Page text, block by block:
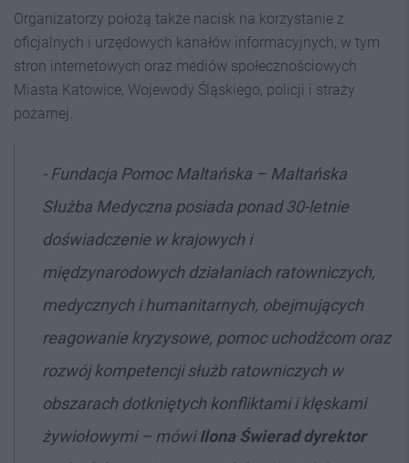
Organizatorzy położą także nacisk na korzystanie z
oficjalnych i urzędowych kanałów informacyjnych, w tym
stron internetowych oraz mediów społecznościowych
Miasta Katowice, Wojewody Śląskiego, policji i straży
pożarnej.
- Fundacja Pomoc Maltańska – Maltańska
Służba Medyczna posiada ponad 30-letnie
doświadczenie w krajowych i
międzynarodowych działaniach ratowniczych,
medycznych i humanitarnych, obejmujących
reagowanie kryzysowe, pomoc uchodźcom oraz
rozwój kompetencji służb ratowniczych w
obszarach dotkniętych konfliktami i klęskami
żywiołowymi – mówiIlona Świerad dyrektor